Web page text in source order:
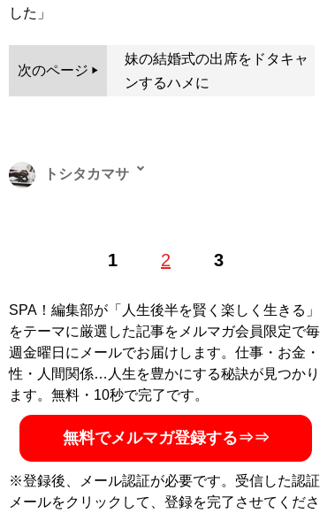
した」
次のページ
妹の結婚式の出席をドタキャ
ンするハメに
1 2 3
トシタカマサ
リーライター。リサーチャーとしても活動しており、大
年前から東京と地方の二拠点生活を満喫中。
記事一覧へ
SPA！編集部が「人生後半を賢く楽しく生きる」
をテーマに厳選した記事をメルマガ会員限定で毎
週金曜日にメールでお届けします。仕事・お金・
性・人間関係…人生を豊かにする秘訣が見つかり
ます。無料・10秒で完了です。
無料でメルマガ登録する⇒⇒
※登録後、メール認証が必要です。受信した認証
メールをクリックして、登録を完了させてくださ